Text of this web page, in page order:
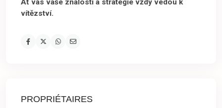
Ať vás vaše znalosti a strategie vždy vedou k
vítězství.
PROPRIÉTAIRES